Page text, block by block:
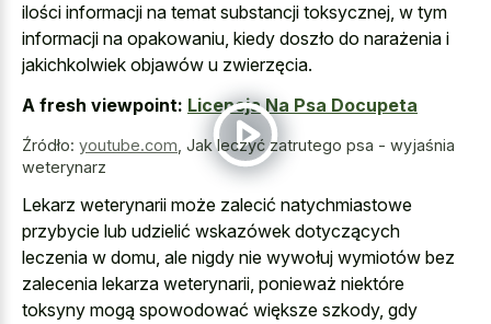
ilości informacji na temat substancji toksycznej, w tym
informacji na opakowaniu, kiedy doszło do narażenia i
jakichkolwiek objawów u zwierzęcia.
A fresh viewpoint: Licencja Na Psa Docupeta
Źródło: youtube.com Jak leczyć zatrutego psa - wyjaśnia
weterynarz
Lekarz weterynarii może zalecić natychmiastowe
przybycie lub udzielić wskazówek dotyczących
leczenia w domu, ale nigdy nie wywołuj wymiotów bez
zalecenia lekarza weterynarii, ponieważ niektóre
toksyny mogą spowodować większe szkody, gdy